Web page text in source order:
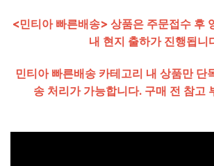
<민티아 빠른배송> 상품은 주문접수 후
내 현지 출하가 진행됩니
민티아 빠른배송 카테고리 내 상품만 단
송 처리가 가능합니다. 구매 전 참고